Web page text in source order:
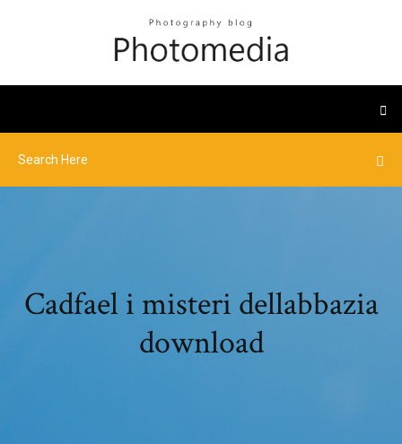
Cadfael i misteri dellabbazia
download